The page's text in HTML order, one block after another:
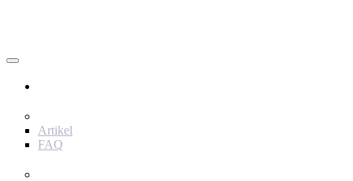
Artikel
FAQ